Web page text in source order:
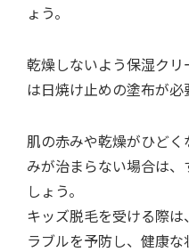
ょう。
乾燥しないよう保湿ク
は日焼け止めの塗布が必
肌の赤みや乾燥がひど
みが治まらない場合は
しょう。
キッズ脱毛を受ける際
ラブルを予防し、健康な